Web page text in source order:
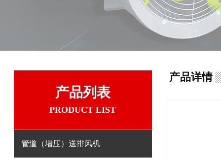
产品列表
PRODUCT LIST
管道（增压）送排风机
产品详情